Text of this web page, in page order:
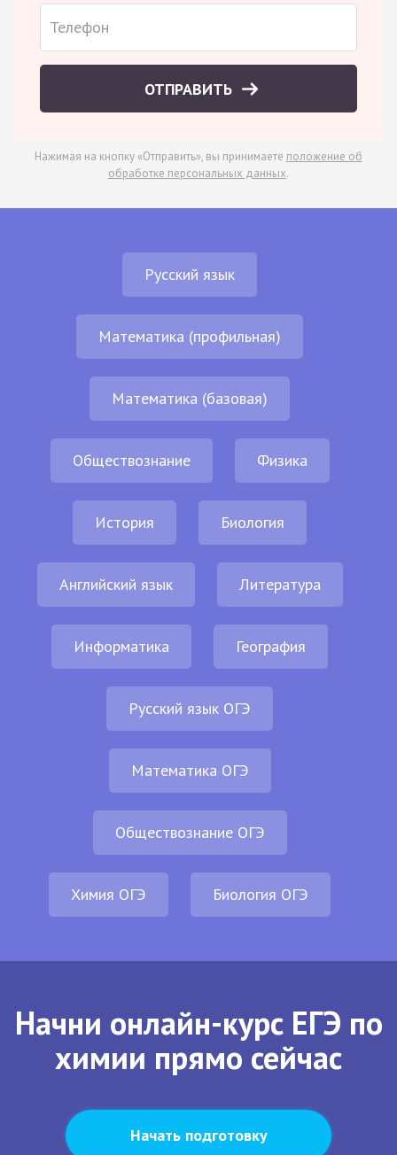
ОТПРАВИТЬ
Нажимая на кнопку «Отправить», вы принимаете положение об
обработке персональных данных.
Русский язык
Математика (профильная)
Математика (базовая)
Обществознание Физика
История Биология
Английский язык Литература
Информатика География
Русский язык ОГЭ
Математика ОГЭ
Обществознание ОГЭ
Химия ОГЭ Биология ОГЭ
Начни онлайн-курс ЕГЭ по
химии прямо сейчас
Начать подготовку